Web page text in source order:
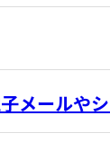
メールや